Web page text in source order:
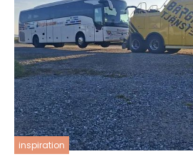
inspiration